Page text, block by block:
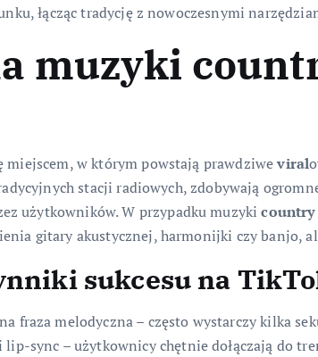
łącząc tradycję z nowoczesnymi
muzyki
miejscem, w którym powstają prawdziweviral
stacji radiowych, zdobywają
użytkowników. W przypadku muzykicountry
gitary akustycznej, harmonijki czy banjo,
sukcesu na
fraza melodyczna – często wystarczy kilka
sync – użytkownicy chętnie dołączają do